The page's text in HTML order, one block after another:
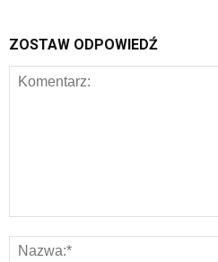
ZOSTAW ODPOWIEDŹ